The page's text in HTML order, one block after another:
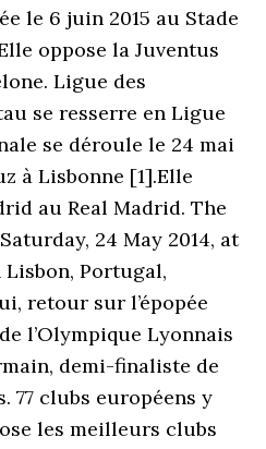
le 6 juin 2015 au Stade
oppose la Juventus
Ligue des
se resserre en Ligue
se déroule le 24 mai
à Lisbonne [1].Elle
au Real Madrid. The
24 May 2014, at
Portugal,
retour sur l’épopée
l’Olympique Lyonnais
demi-finaliste de
77 clubs européens y
les meilleurs clubs